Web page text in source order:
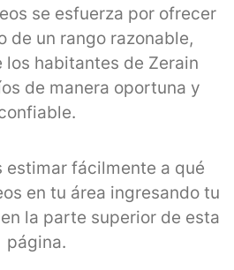
se esfuerza por ofrecer
de un rango razonable,
los habitantes de Zerain
de manera oportuna y
estimar fácilmente a qué
en tu área ingresando tu
la parte superior de esta
página.